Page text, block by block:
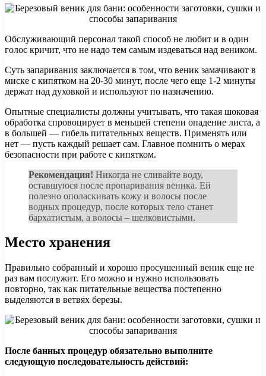
Обслуживающий персонал такой способ не любит и в один
голос кричит, что не надо тем самым издеваться над веником.
Суть запаривания заключается в том, что веник замачивают в
миске с кипятком на 20-30 минут, после чего еще 1-2 минуты
держат над духовкой и используют по назначению.
Опытные специалисты должны учитывать, что такая шоковая
обработка спровоцирует в меньшей степени опадение листа, а
в большей — гибель питательных веществ. Применять или
нет — пусть каждый решает сам. Главное помнить о мерах
безопасности при работе с кипятком.
Рекомендация! Никогда не сливайте воду,
оставшуюся после пропаривания веника. Ей
полезно ополаскивать кожу и волосы после
водных процедур, после которых тело станет
бархатистым, а волосы – шелковистыми.
Место хранения
Правильно собранный и хорошо просушенный веник еще не
раз вам послужит. Его можно и нужно использовать
повторно, так как питательные вещества постепенно
выделяются в ветвях березы.
После банных процедур обязательно выполните
следующую последовательность действий: